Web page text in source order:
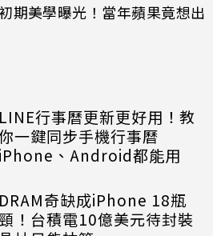
期美學曝光！當年蘋果竟想出
LINE行事曆更新更好用！教
一鍵同步手機行事曆
iPhone、Android都能用
DRAM奇缺成iPhone 18瓶
頸！台積電10億美元待封裝